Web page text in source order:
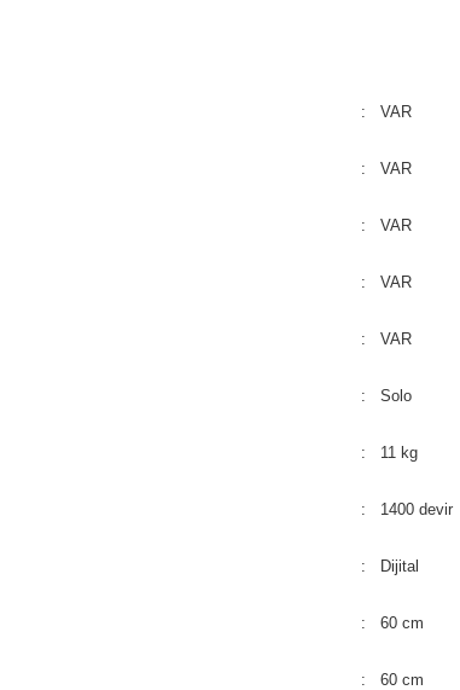
: VAR
: VAR
: VAR
: VAR
: VAR
: Solo
: 11 kg
: 1400 devir
: Dijital
: 60 cm
: 60 cm